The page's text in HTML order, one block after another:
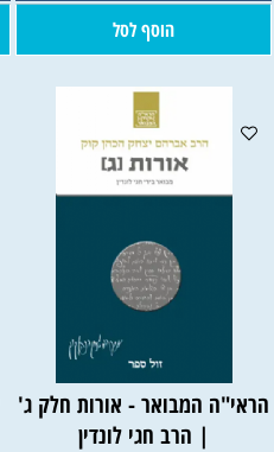
הוסף לסל
הראי"ה המבואר - אורות חלק ג'
| הרב חגי לונדין